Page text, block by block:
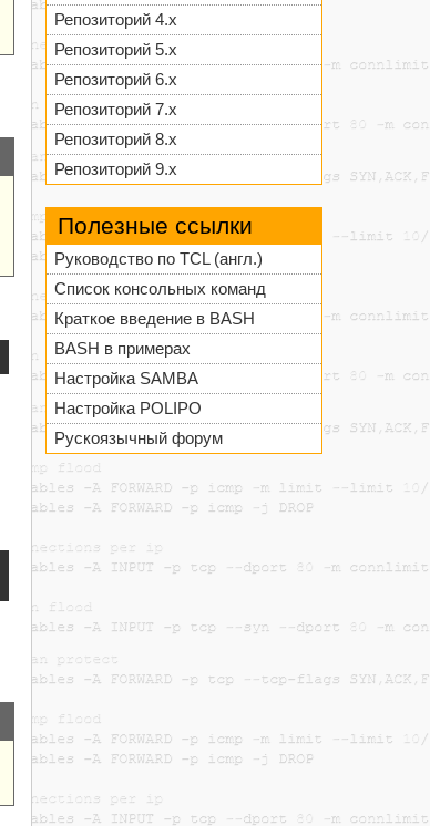
Репозиторий 4.x
Репозиторий 5.x
Репозиторий 6.x
Репозиторий 7.x
Репозиторий 8.x
Репозиторий 9.x
Полезные ссылки
Руководство по TCL (англ.)
Список консольных команд
Краткое введение в BASH
BASH в примерах
Настройка SAMBA
Настройка POLIPO
Рускоязычный форум